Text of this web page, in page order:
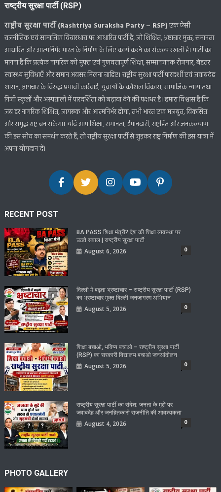
राष्ट्रीय सुरक्षा पार्टी (RSP)
राष्ट्रीय सुरक्षा पार्टी (Rashtriya Suraksha Party – RSP)एक ऐसी
राजनीतिक एवं सामाजिक विचारधारा पर आधारित पार्टी है, जो शिक्षित, भ्रष्टाचार मुक्त, समानता
आधारित और आत्मनिर्भर भारत के निर्माण के लिए कार्य करने का संकल्प रखती है। पार्टी का
मानना है कि प्रत्येक नागरिक को मुफ्त एवं गुणवत्तापूर्ण शिक्षा, सम्मानजनक रोजगार, बेहतर
स्वास्थ्य सुविधाएँ और समान अवसर मिलना चाहिए। राष्ट्रीय सुरक्षा पार्टी पारदर्शी एवं जवाबदेह
शासन, भ्रष्टाचार के विरुद्ध प्रभावी कार्रवाई, युवाओं के कौशल विकास, सामाजिक न्याय तथा
निजी स्कूलों और अस्पतालों में पारदर्शिता को बढ़ावा देने की पक्षधर है। हमारा विश्वास है कि
जब हर नागरिक शिक्षित, जागरूक और आत्मनिर्भर होगा, तभी भारत एक मजबूत, विकसित
और समृद्ध राष्ट्र बन सकेगा। यदि आप शिक्षा, समानता, ईमानदारी, राष्ट्रहित और जनकल्याण
की इस सोच का समर्थन करते हैं, तो राष्ट्रीय सुरक्षा पार्टी से जुड़कर राष्ट्र निर्माण की इस यात्रा में
अपना योगदान दें।
RECENT POST
BA PASS शिक्षा मंत्री? देश की शिक्षा व्यवस्था पर
उठते सवाल | राष्ट्रीय सुरक्षा पार्टी
August 6, 2026 0
दिल्ली में बढ़ता भ्रष्टाचार – राष्ट्रीय सुरक्षा पार्टी (RSP)
का भ्रष्टाचार मुक्त दिल्ली जनजागरण अभियान
August 5, 2026 0
शिक्षा बचाओ, भविष्य बचाओ – राष्ट्रीय सुरक्षा पार्टी
(RSP) का सरकारी विद्यालय बचाओ जनआंदोलन
August 5, 2026 0
राष्ट्रीय सुरक्षा पार्टी का संदेश: जनता के मुद्दों पर
जवाबदेह और जनहितकारी राजनीति की आवश्यकता
August 4, 2026 0
PHOTO GALLERY